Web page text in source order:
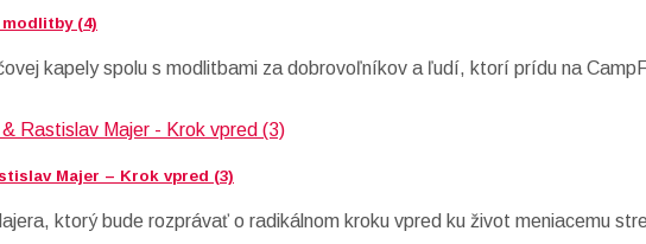
modlitby (4)
kapely spolu s modlitbami za dobrovoľníkov a ľudí, ktorí prídu na
Majer – Krok vpred (3)
ktorý bude rozprávať o radikálnom kroku vpred ku život meniacemu